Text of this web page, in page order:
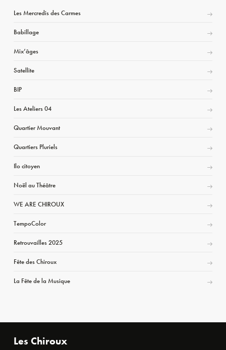
Les Mercredis des Carmes
Babillage
Mix’âges
Satellite
BIP
Les Ateliers 04
Quartier Mouvant
Quartiers Pluriels
Ilo citoyen
Noël au Théâtre
WE ARE CHIROUX
TempoColor
Retrouvailles 2025
Fête des Chiroux
La Fête de la Musique
Les Chiroux